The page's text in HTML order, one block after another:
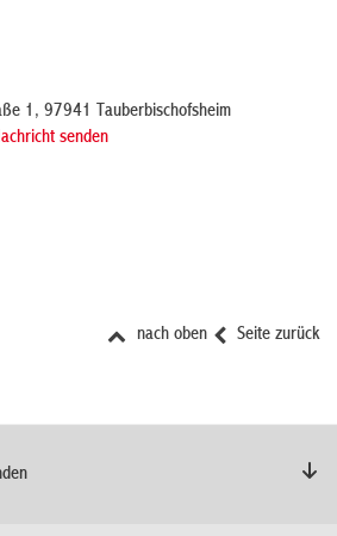
1, 97941 Tauberbischofsheim
senden
Seite zurück
nach oben